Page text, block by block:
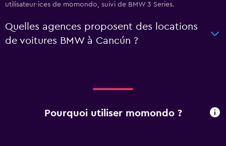
utilisateur·ices de momondo, suivi de BMW 3 Series.
Quelles agences proposent des locations
de voitures BMW à Cancún ?
Pourquoi utiliser momondo ?